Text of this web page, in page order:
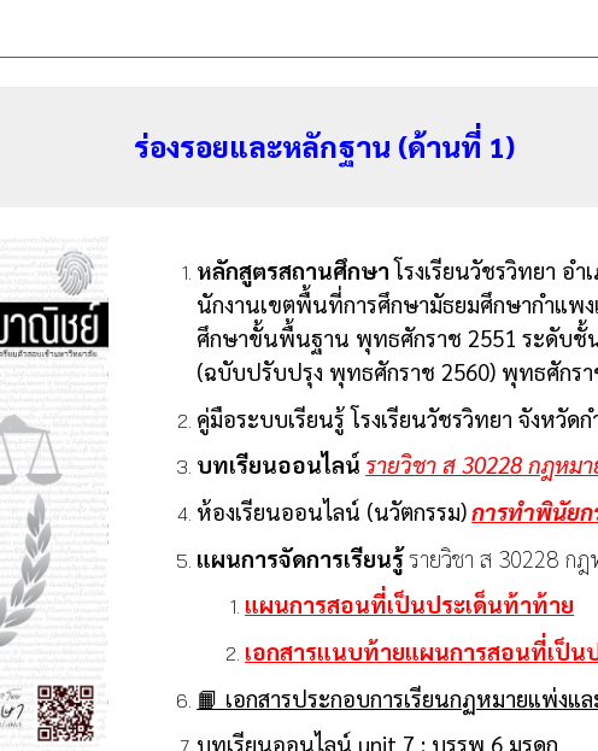
ร่องรอยและหลักฐาน (ด้านที่ 1)
หลักสูตรสถานศึกษาโรงเรียนวัชรวิทยา อํา
นักงานเขตพื้นที่การศึกษามัธยมศึกษากําแพ
ศึกษาขั้นพื้นฐาน พุทธศักราช 2551 ระดับชั้
(ฉบับปรับปรุง พุทธศักราช 2560) พุทธศักรา
คู่มือระบบเรียนรู้ โรงเรียนวัชรวิทยา จังหวัด
บทเรียนออนไลน์ รายวิชา ส 30228 กฎห
ห้องเรียนออนไลน์ (นวัตกรรม)การทำพินัยก
แผนการจัดการเรียนรู้รายวิชา ส 30228 ก
แผนการสอนที่เป็นประเด็นท้าท้าย
เอกสารแนบท้ายแผนการสอนที่เป็น
📙 เอกสารประกอบการเรียนกฏหมายแพ่งแ
บทเรียนออนไลน์ unit 7 : บรรพ 6 มรดก